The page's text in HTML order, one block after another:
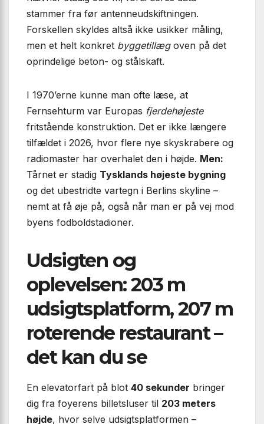
stammer fra før antenneudskiftningen.
Forskellen skyldes altså ikke usikker måling,
men et helt konkret byggetillægoven på det
oprindelige beton- og stålskaft.
I 1970’erne kunne man ofte læse, at
Fernsehturm var Europas fjerdehøjeste
fritstående konstruktion. Det er ikke længere
tilfældet i 2026, hvor flere nye skyskrabere og
radiomaster har overhalet den i højde. Men:
Tårnet er stadig Tysklands højeste bygning
og det ubestridte vartegn i Berlins skyline –
nemt at få øje på, også når man er på vej mod
byens fodboldstadioner.
Udsigten og
oplevelsen: 203 m
udsigtsplatform, 207 m
roterende restaurant –
det kan du se
En elevatorfart på blot 40 sekunder bringer
dig fra foyerens billetsluser til 203 meters
højde, hvor selve udsigtsplatformen –